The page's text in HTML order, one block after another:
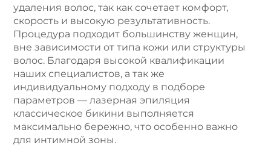
удаления волос, так как сочетает комфорт,
скорость и высокую результативность.
Процедура подходит большинству женщин,
вне зависимости от типа кожи или структуры
волос. Благодаря высокой квалификации
наших специалистов, а так же
индивидуальному подходу в подборе
параметров — лазерная эпиляция
классическое бикини выполняется
максимально бережно, что особенно важно
для интимной зоны.